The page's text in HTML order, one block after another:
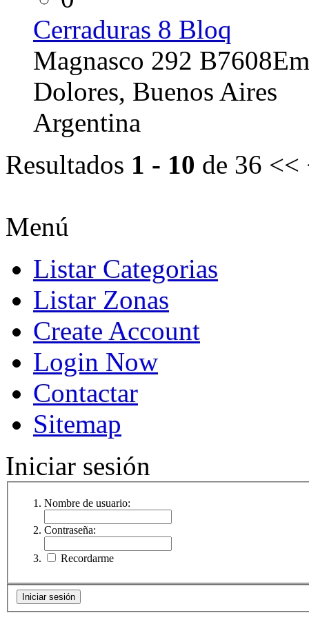
Cerraduras 8 Bloq
Magnasco 292
Dolores, Buenos Aires
Argentina
Resultados 1 - 10 de 36 <<
Menú
Listar Categorias
Listar Zonas
Create Account
Login Now
Contactar
Sitemap
Iniciar sesión
Nombre de usuario:
Contraseña:
Recordarme